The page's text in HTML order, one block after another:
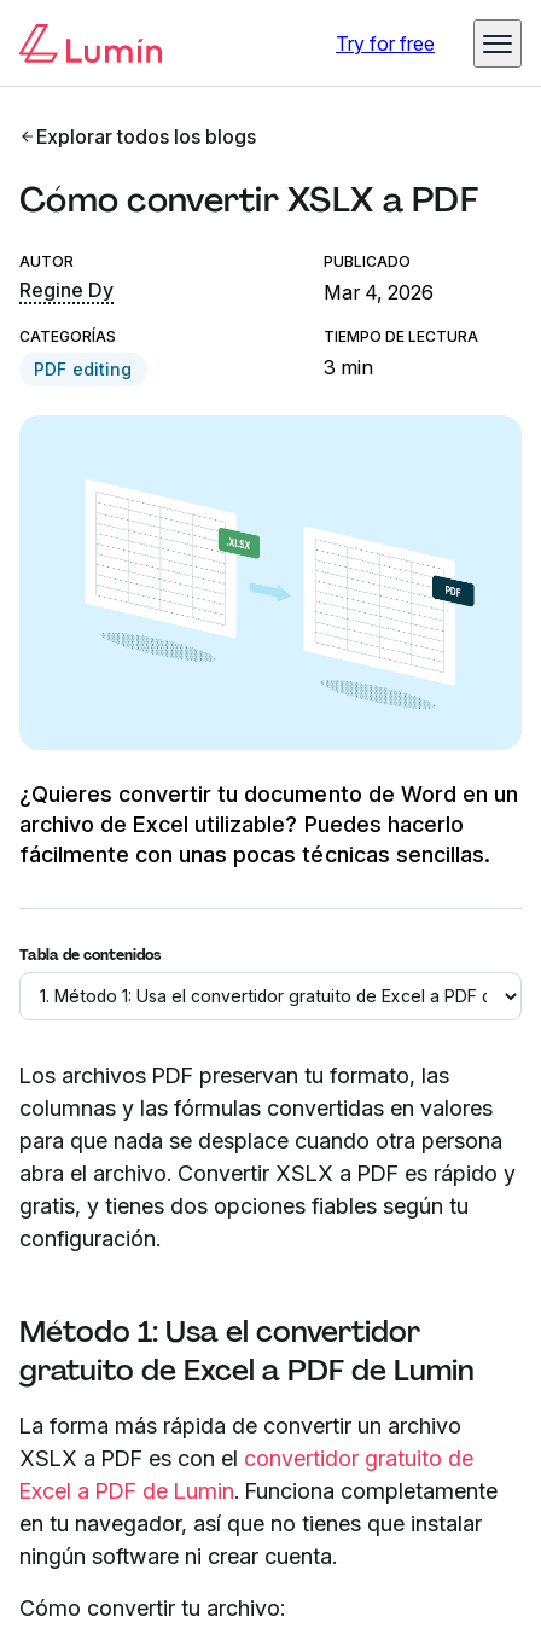
Try for free
Explorar todos los blogs
Cómo convertir XSLX a PDF
AUTOR
Regine Dy
PUBLICADO
Mar 4, 2026
CATEGORÍAS
PDF editing
TIEMPO DE LECTURA
3 min
¿Quieres convertir tu documento de Word en un
archivo de Excel utilizable? Puedes hacerlo
fácilmente con unas pocas técnicas sencillas.
Tabla de contenidos
Los archivos PDF preservan tu formato, las
columnas y las fórmulas convertidas en valores
para que nada se desplace cuando otra persona
abra el archivo. Convertir XSLX a PDF es rápido y
gratis, y tienes dos opciones fiables según tu
configuración.
Método 1: Usa el convertidor
gratuito de Excel a PDF de Lumin
La forma más rápida de convertir un archivo
XSLX a PDF es con el convertidor gratuito de
Excel a PDF de Lumin. Funciona completamente
en tu navegador, así que no tienes que instalar
ningún software ni crear cuenta.
Cómo convertir tu archivo: